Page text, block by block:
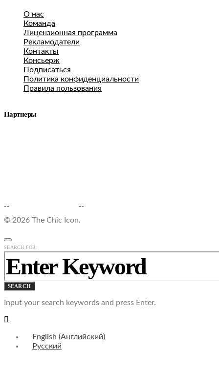
О нас
Команда
Лицензионная программа
Рекламодатели
Контакты
Консьерж
Подписаться
Политика конфиденциальности
Правила пользования
Партнеры
© 2026 The Chic Icon.
SEARCH FOR:
SEARCH
Input your search keywords and press Enter.
English (Английский)
Русский